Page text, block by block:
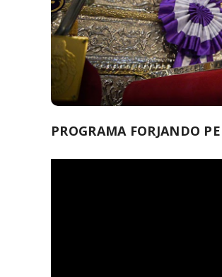
PROGRAMA FORJANDO